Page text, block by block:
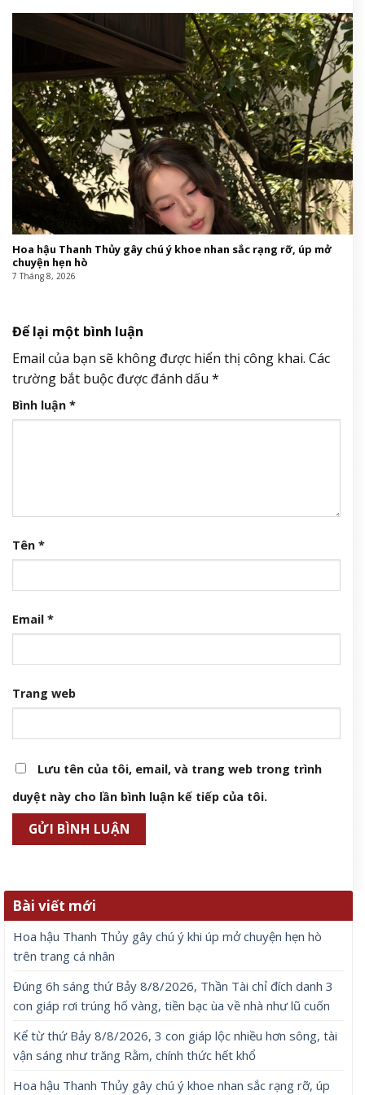
Hoa hậu Thanh Thủy gây chú ý khoe nhan sắc rạng rỡ, úp mở
chuyện hẹn hò
7 Tháng 8, 2026
Để lại một bình luận
Email của bạn sẽ không được hiển thị công khai. Các
trường bắt buộc được đánh dấu *
Bình luận *
Tên *
Email *
Trang web
Lưu tên của tôi, email, và trang web trong trình
duyệt này cho lần bình luận kế tiếp của tôi.
Bài viết mới
Hoa hậu Thanh Thủy gây chú ý khi úp mở chuyện hẹn hò
trên trang cá nhân
Đúng 6h sáng thứ Bảy 8/8/2026, Thần Tài chỉ đích danh 3
con giáp rơi trúng hố vàng, tiền bạc ùa về nhà như lũ cuốn
Kể từ thứ Bảy 8/8/2026, 3 con giáp lộc nhiều hơn sông, tài
vận sáng như trăng Rằm, chính thức hết khổ
Hoa hậu Thanh Thủy gây chú ý khoe nhan sắc rạng rỡ, úp